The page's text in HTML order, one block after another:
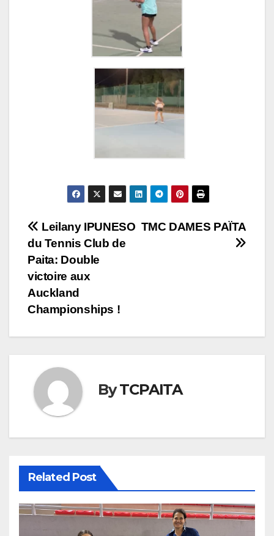
TMC DAMES PAÏTA
Leilany IPUNESO
du Tennis Club de
Paita: Double
victoire aux
Auckland
Championships !
ByTCPAITA
Related Post